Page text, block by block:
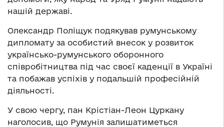
нашій державі.
Олександр Поліщук подякував румунському
дипломату за особистий внесок у розвиток
українсько-румунського оборонного
співробітництва під час своєї каденції в Україні
та побажав успіхів у подальшій професійній
діяльності.
У свою чергу, пан Крістіан-Леон Цуркану
наголосив, що Румунія залишатиметься